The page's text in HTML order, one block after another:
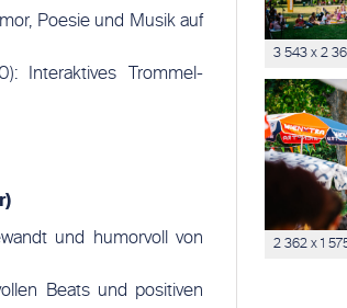
Poesie und Musik auf
Interaktives Trommel-
und humorvoll von
Beats und positiven
3 543 x 2
2 362 x 1